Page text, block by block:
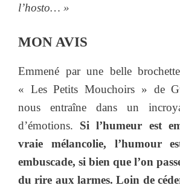
l’hosto… »
MON AVIS
Emmené par une belle
« Les Petits Mouchoirs » de
nous entraîne dans un
d’émotions. Si l’humeur est
vraie mélancolie, l’humour
embuscade, si bien que l’on
du rire aux larmes. Loin de